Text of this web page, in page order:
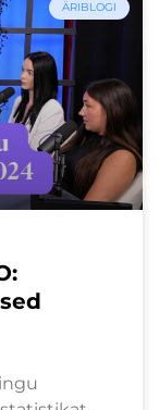
ÄRIBLOGI